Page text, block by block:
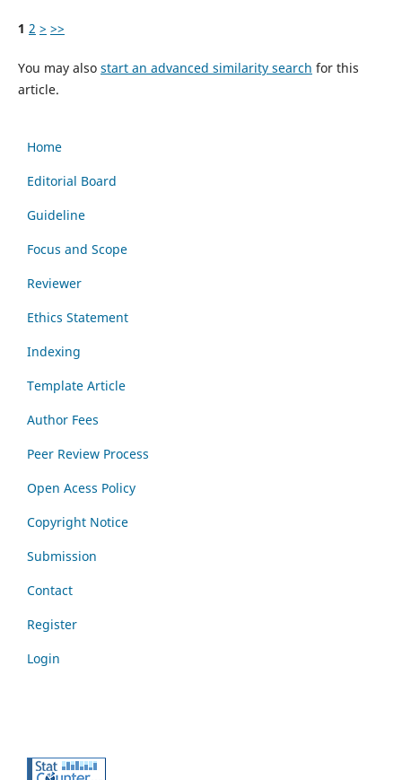
1 2 > >>
You may also start an advanced similarity search for this
article.
Home
Editorial Board
Guideline
Focus and Scope
Reviewer
Ethics Statement
Indexing
Template Article
Author Fees
Peer Review Process
Open Acess Policy
Copyright Notice
Submission
Contact
Register
Login